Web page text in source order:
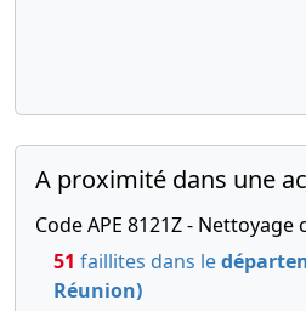
A proximité dans une
Code APE 8121Z -
51 faillites dans le
Réunion)